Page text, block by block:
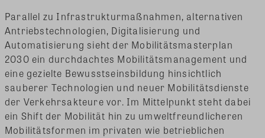
Parallel zu Infrastrukturmaßnahmen, alternativen
Antriebstechnologien, Digitalisierung und
Automatisierung sieht der Mobilitätsmasterplan
2030 ein durchdachtes Mobilitätsmanagement und
eine gezielte Bewusstseinsbildung hinsichtlich
sauberer Technologien und neuer Mobilitätsdienste
der Verkehrsakteure vor. Im Mittelpunkt steht dabei
ein Shift der Mobilität hin zu umweltfreundlicheren
Mobilitätsformen im privaten wie betrieblichen